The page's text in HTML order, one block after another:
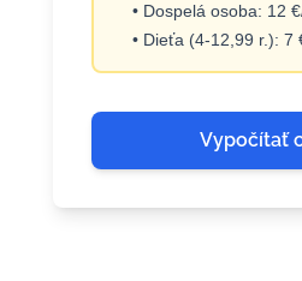
• Dospelá osoba: 12
• Dieťa (4-12,99 r.): 7
Vypočítať